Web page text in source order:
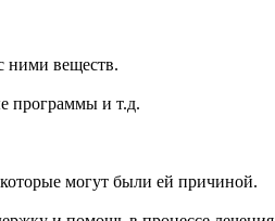
ними веществ.
программы и т.д.
могут были ей причиной.